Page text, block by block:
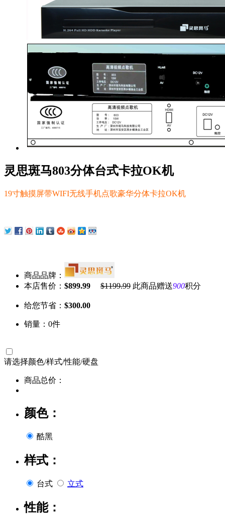
灵思斑马803分体台式卡拉OK机
19寸触摸屏带WIFI无线手机点歌豪华分体卡拉OK机
商品品牌：
本店售价： $899.99 $1199.99 此商品赠送900积分
给您节省： $300.00
销量：0件
请选择颜色/样式/性能/硬盘
商品总价：
颜色：
酷黑
样式：
台式 立式
性能：